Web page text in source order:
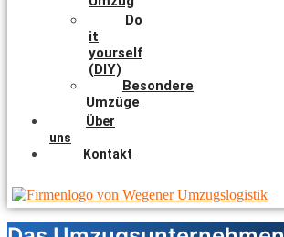
Do
it
yourself
(DIY)
Besondere
Umzüge
Über
uns
Kontakt